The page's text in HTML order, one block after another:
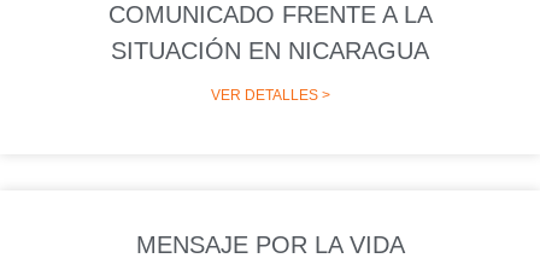
COMUNICADO FRENTE A LA
SITUACIÓN EN NICARAGUA
VER DETALLES >
MENSAJE POR LA VIDA